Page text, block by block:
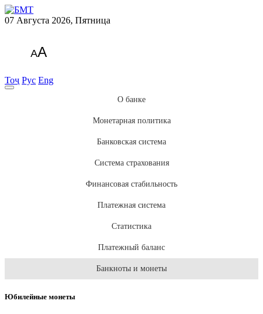
07 Августа 2026, Пятница
AA
Тоҷ Рус Eng
О банке
Монетарная политика
Банковская система
Система страхования
Финансовая стабильность
Платежная система
Статистика
Платежный баланс
Банкноты и монеты
Юбилейные монеты